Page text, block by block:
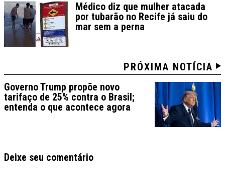
Médico diz que mulher atacada
por tubarão no Recife já saiu do
mar sem a perna
PRÓXIMA NOTÍCIA
Governo Trump propõe novo
tarifaço de 25% contra o Brasil;
entenda o que acontece agora
Deixe seu comentário